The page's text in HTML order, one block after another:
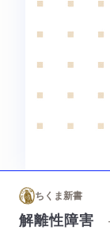
ちくま新書
解離性障害